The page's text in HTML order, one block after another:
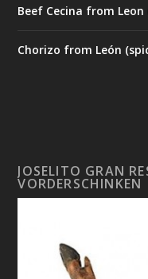
Beef Cecina from Leon
Chorizo from León
JOSELITO GRAN
VORDERSCHINKEN